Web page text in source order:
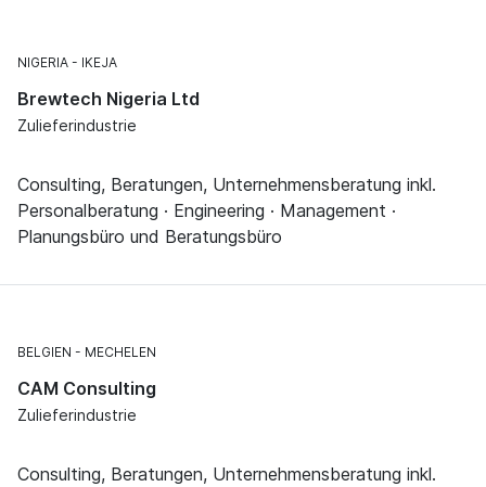
NIGERIA IKEJA
Brewtech Nigeria Ltd
Zulieferindustrie
Consulting, Beratungen, Unternehmensberatung inkl.
Personalberatung · Engineering · Management ·
Planungsbüro und Beratungsbüro
BELGIEN MECHELEN
CAM Consulting
Zulieferindustrie
Consulting, Beratungen, Unternehmensberatung inkl.